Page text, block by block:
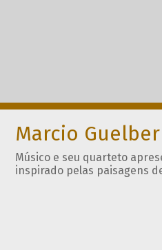
Marcio
Músico e seu quarteto
inspirado pelas paisagens